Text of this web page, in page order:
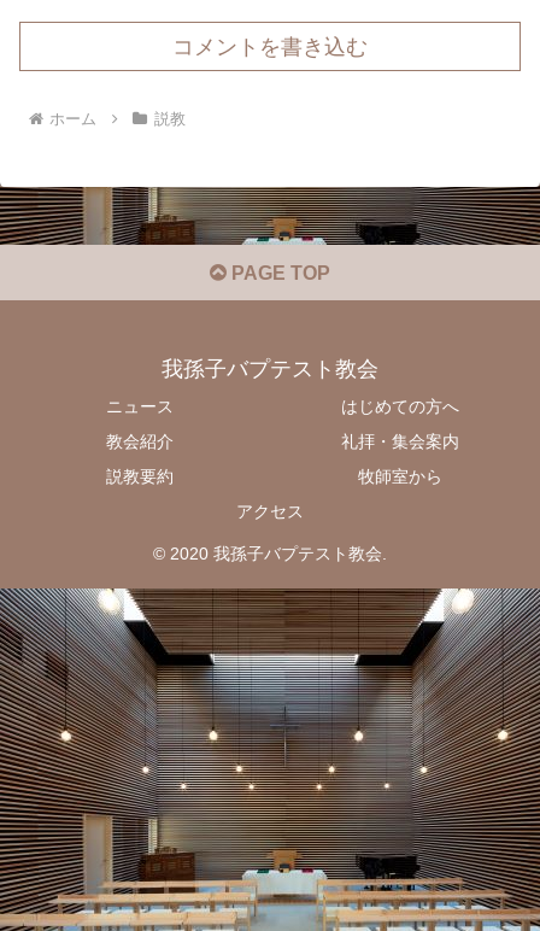
コメントを書き込む
ホーム 説教
PAGE TOP
我孫子バプテスト教会
ニュース
はじめての方へ
教会紹介
礼拝・集会案内
説教要約
牧師室から
アクセス
© 2020 我孫子バプテスト教会.